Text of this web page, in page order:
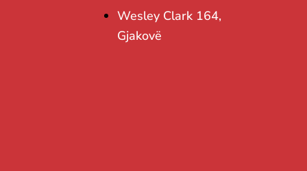
Wesley Clark 164,
Gjakovë